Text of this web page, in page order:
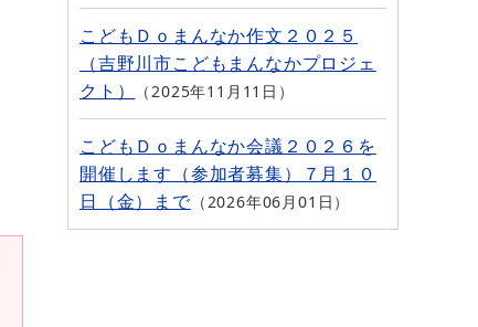
こどもＤｏまんなか作文２０２５
（吉野川市こどもまんなかプロジェ
クト）
2025年11月11日
こどもＤｏまんなか会議２０２６を
開催します（参加者募集）７月１０
日（金）まで
2026年06月01日